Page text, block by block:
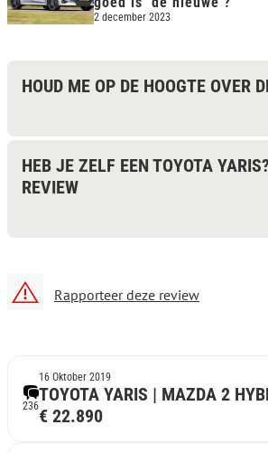
2 december 2023
HOUD ME OP DE HOOGTE OVER
HEB JE ZELF EEN TOYOTA
REVIEW
Rapporteer deze review
236
TOYOTA YARIS | MAZDA 2
€ 22.890
16 Oktober 2019